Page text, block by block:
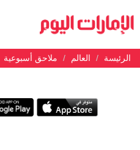
الرئيسة العالم ملاحق أسبوعية